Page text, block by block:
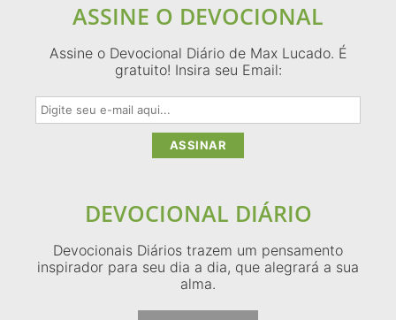
ASSINE O DEVOCIONAL
Assine o Devocional Diário de Max Lucado. É
gratuito! Insira seu Email:
DEVOCIONAL DIÁRIO
Devocionais Diários trazem um pensamento
inspirador para seu dia a dia, que alegrará a sua
alma.